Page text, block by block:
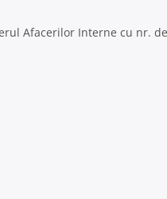
Afacerilor Interne cu nr.